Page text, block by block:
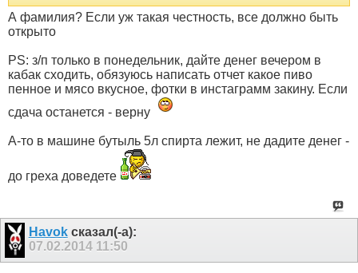
А фамилия? Если уж такая честность, все должно быть
открыто
PS: з/п только в понедельник, дайте денег вечером в
кабак сходить, обязуюсь написать отчет какое пиво
пенное и мясо вкусное, фотки в инстаграмм закину. Если
сдача останется - верну
А-то в машине бутыль 5л спирта лежит, не дадите денег -
до греха доведете
Havokсказал(-а):
07.02.2014 11:50